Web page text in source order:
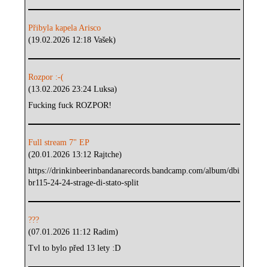
Přibyla kapela Arisco
(19.02.2026 12:18 Vašek)
Rozpor :-(
(13.02.2026 23:24 Luksa)
Fucking fuck ROZPOR!
Full stream 7" EP
(20.01.2026 13:12 Rajtche)
https://drinkinbeerinbandanarecords.bandcamp.com/album/dbi
br115-24-24-strage-di-stato-split
???
(07.01.2026 11:12 Radim)
Tvl to bylo před 13 lety :D